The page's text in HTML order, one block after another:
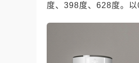
度、398度、628度。